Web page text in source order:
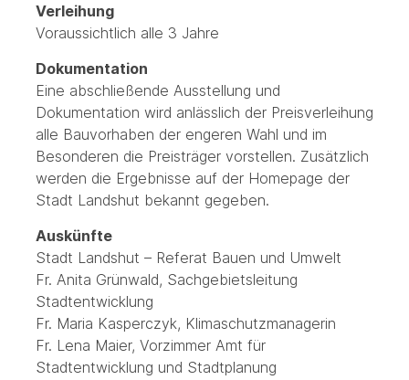
Verleihung
Voraussichtlich alle 3 Jahre
Dokumentation
Eine abschließende Ausstellung und
Dokumentation wird anlässlich der Preisverleihung
alle Bauvorhaben der engeren Wahl und im
Besonderen die Preisträger vorstellen. Zusätzlich
werden die Ergebnisse auf der Homepage der
Stadt Landshut bekannt gegeben.
Auskünfte
Stadt Landshut – Referat Bauen und Umwelt
Fr. Anita Grünwald, Sachgebietsleitung
Stadtentwicklung
Fr. Maria Kasperczyk, Klimaschutzmanagerin
Fr. Lena Maier, Vorzimmer Amt für
Stadtentwicklung und Stadtplanung